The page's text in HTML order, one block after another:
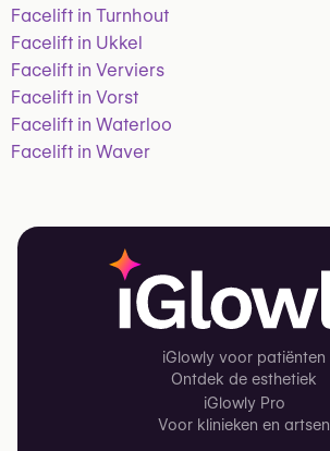
Facelift in Turnhout
Facelift in Ukkel
Facelift in Verviers
Facelift in Vorst
Facelift in Waterloo
Facelift in Waver
iGlowly voor patiënten
Ontdek de esthetiek
iGlowly Pro
Voor klinieken en artsen